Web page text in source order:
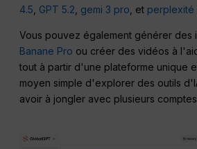
4.5 GPT 5.2 gemi 3 pro , et perplexité
Vous pouvez également générer des
Banane Pro ou créer des vidéos à
tout à partir d'une plateforme unique
moyen simple d'explorer des outils
avoir à jongler avec plusieurs